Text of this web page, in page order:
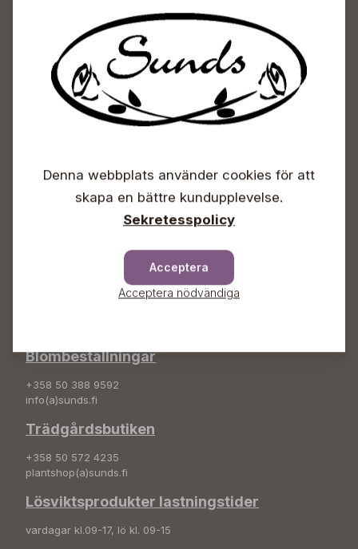
Sunds Trädgårdscenter
Öppet
Söndagar Självbetjäning
Info & växel
Sunds Trädgård Ab
Blombeställningar
+358 50 388 9592
info(a)sunds.fi
Trädgårdsbutiken
+358 50 572 4235
plantshop(a)sunds.fi
Lösviktsprodukter lastningstider
vardagar kl.09-17, lö kl. 09-15
Denna webbplats använder cookies för att
skapa en bättre kundupplevelse.
Sekretesspolicy
Acceptera
Acceptera nödvändiga